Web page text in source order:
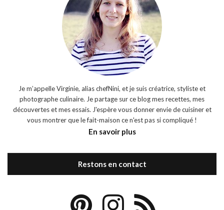
Je m’appelle Virginie, alias chefNini, et je suis créatrice, styliste et
photographe culinaire. Je partage sur ce blog mes recettes, mes
découvertes et mes essais. J'espère vous donner envie de cuisiner et
vous montrer que le fait-maison ce n'est pas si compliqué !
En savoir plus
Restons en contact